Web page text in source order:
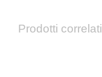
Prodotti correlati